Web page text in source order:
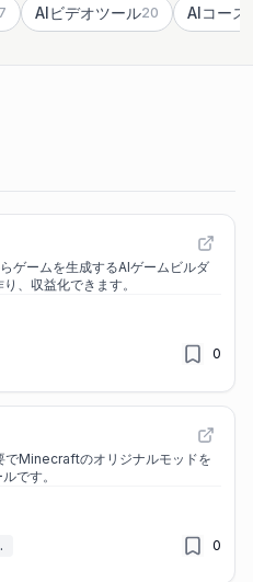
7 AIビデオツール20 AIコース
ゲームを生成するAIゲームビルダ
、収益化できます。
0
Minecraftのオリジナルモッドを
です。
ール 0